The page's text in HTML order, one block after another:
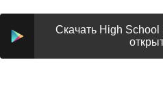
Скачать High